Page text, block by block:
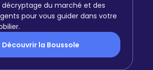
décryptage du marché et des
pour vous guider dans votre
Découvrir la Boussole